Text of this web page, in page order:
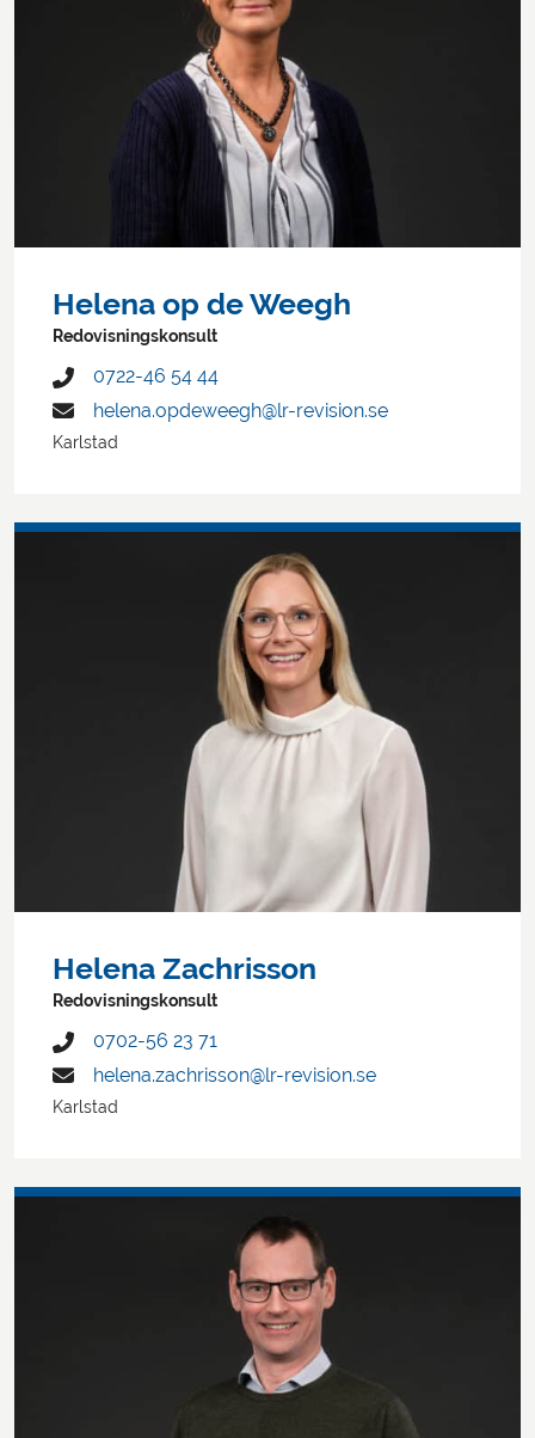
Helena op de Weegh
Redovisningskonsult
0722-46 54 44
helena.opdeweegh@lr-revision.se
Karlstad
Helena Zachrisson
Redovisningskonsult
0702-56 23 71
helena.zachrisson@lr-revision.se
Karlstad